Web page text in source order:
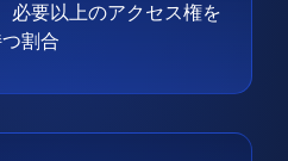
必要以上のアクセス権を
割合